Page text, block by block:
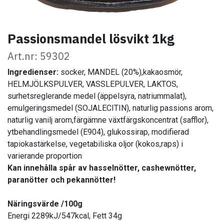
Passionsmandel lösvikt 1kg
Art.nr: 59302
Ingredienser: socker, MANDEL (20%),kakaosmör,
HELMJÖLKSPULVER, VASSLEPULVER, LAKTOS,
surhetsreglerande medel (äppelsyra, natriummalat),
emulgeringsmedel (SOJALECITIN), naturlig passions arom,
naturlig vanilj arom,färgämne växtfärgskoncentrat (safflor),
ytbehandlingsmedel (E904), glukossirap, modifierad
tapiokastärkelse, vegetabiliska oljor (kokos,raps) i
varierande proportion
Kan innehålla spår av hasselnötter, cashewnötter,
paranötter och pekannötter!
Näringsvärde /100g
Energi 2289kJ/547kcal, Fett 34g